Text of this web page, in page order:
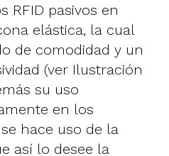
RFID pasivos en
elástica, la cual
de comodidad y un
(ver Ilustración
su uso
en los
hace uso de la
así lo desee la